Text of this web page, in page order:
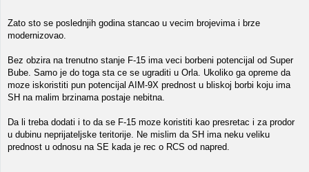
Zato sto se poslednjih godina stancao u vecim brojevima i brze
modernizovao.
Bez obzira na trenutno stanje F-15 ima veci borbeni potencijal od Super
Bube. Samo je do toga sta ce se ugraditi u Orla. Ukoliko ga opreme da
moze iskoristiti pun potencijal AIM-9X prednost u bliskoj borbi koju ima
SH na malim brzinama postaje nebitna.
Da li treba dodati i to da se F-15 moze koristiti kao presretac i za prodor
u dubinu neprijateljske teritorije. Ne mislim da SH ima neku veliku
prednost u odnosu na SE kada je rec o RCS od napred.